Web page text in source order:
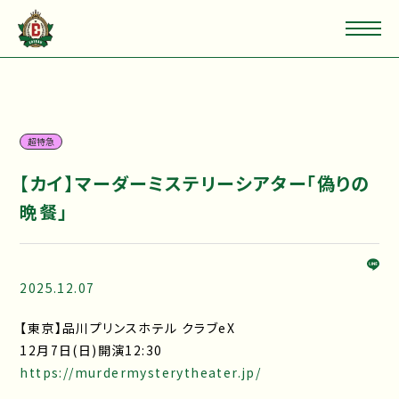
超特急
【カイ】マーダーミステリーシアター「偽りの
晩餐」
2025.12.07
【東京】品川プリンスホテル クラブeX
12月7日(日)開演12:30
https://murdermysterytheater.jp/